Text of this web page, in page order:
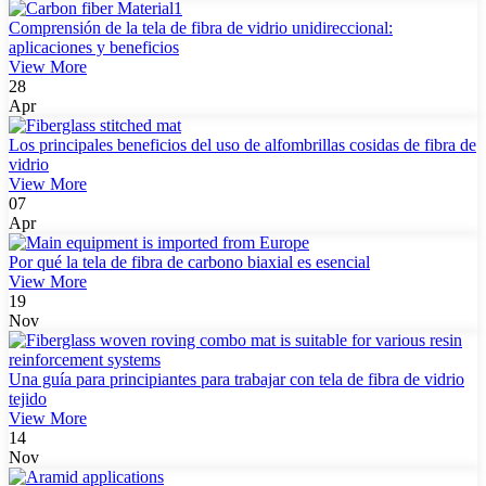
Comprensión de la tela de fibra de vidrio unidireccional:
aplicaciones y beneficios
View More
28
Apr
Los principales beneficios del uso de alfombrillas cosidas de fibra de
vidrio
View More
07
Apr
Por qué la tela de fibra de carbono biaxial es esencial
View More
19
Nov
Una guía para principiantes para trabajar con tela de fibra de vidrio
tejido
View More
14
Nov